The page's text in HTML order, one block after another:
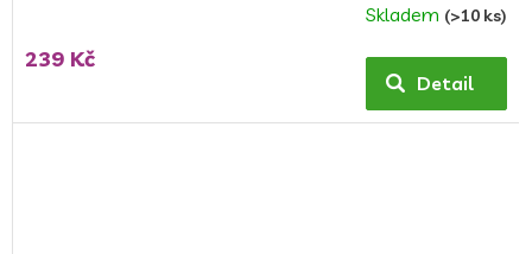
hodnocení
produktu
5,0
Skladem (>10 ks)
239 Kč
Detail